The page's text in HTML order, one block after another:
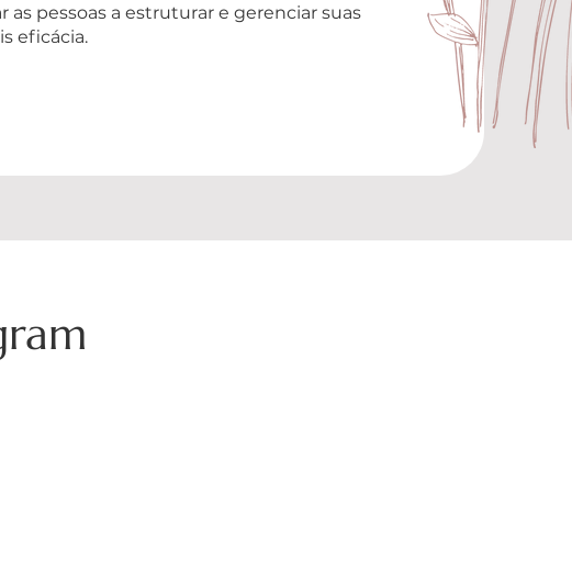
as pessoas a estruturar e gerenciar suas
eficácia.